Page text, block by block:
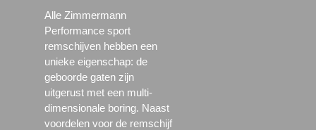
Alle Zimmermann
Performance sport
remschijven hebben een
unieke eigenschap: de
geboorde gaten zijn
uitgerust met een multi-
dimensionale boring. Naast
voordelen voor de remschijf